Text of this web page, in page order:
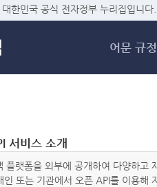
메
한민국 공식 전자정부 누리집입니다.
어문 규정
서비스 소개
플랫폼을 외부에 공개하여 다양하
또는 기관에서 오픈 API를 이용해